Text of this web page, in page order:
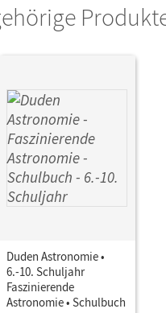
Duden Astronomie •
6.-10. Schuljahr
Faszinierende
Astronomie • Schulbuch